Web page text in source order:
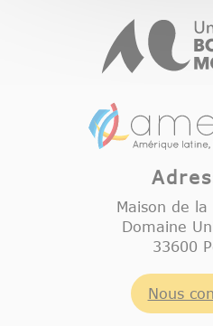
Maison de la
Domaine
33600
Nous